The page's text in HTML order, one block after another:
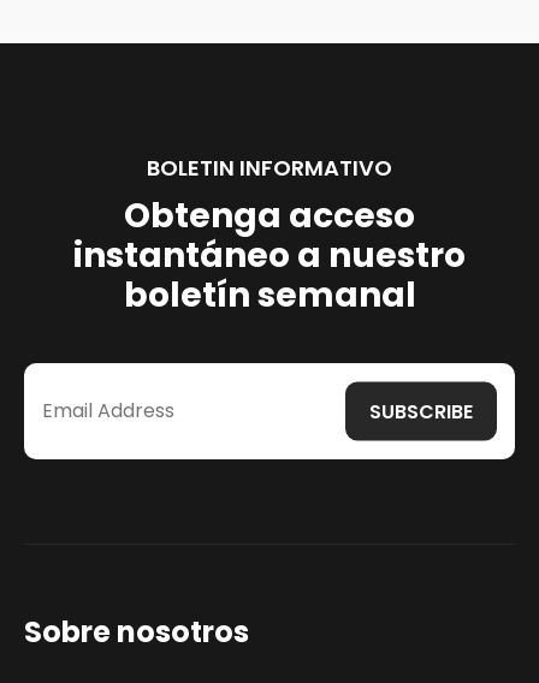
BOLETIN INFORMATIVO
Obtenga acceso
instantáneo a nuestro
boletín semanal
Sobre nosotros